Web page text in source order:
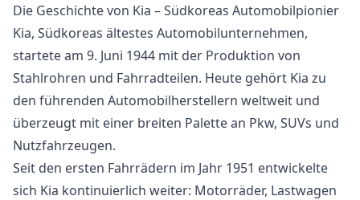
Die Geschichte von Kia – Südkoreas Automobilpionier
Kia, Südkoreas ältestes Automobilunternehmen,
startete am 9. Juni 1944 mit der Produktion von
Stahlrohren und Fahrradteilen. Heute gehört Kia zu
den führenden Automobilherstellern weltweit und
überzeugt mit einer breiten Palette an Pkw, SUVs und
Nutzfahrzeugen.
Seit den ersten Fahrrädern im Jahr 1951 entwickelte
sich Kia kontinuierlich weiter: Motorräder, Lastwagen